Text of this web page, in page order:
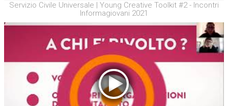
Servizio Civile Universale | Young Creative Toolkit #2 - Incontri
Informagiovani 2021